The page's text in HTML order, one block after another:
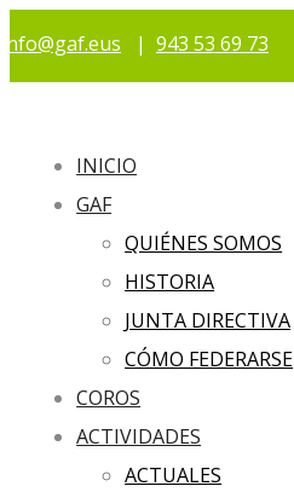
info@gaf.eus | 943 53 69 73
INICIO
GAF
QUIÉNES SOMOS
HISTORIA
JUNTA DIRECTIVA
CÓMO FEDERARSE
COROS
ACTIVIDADES
ACTUALES